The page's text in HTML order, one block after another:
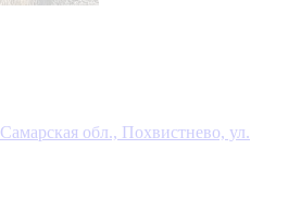
Самарская обл., Похвистнево, ул.